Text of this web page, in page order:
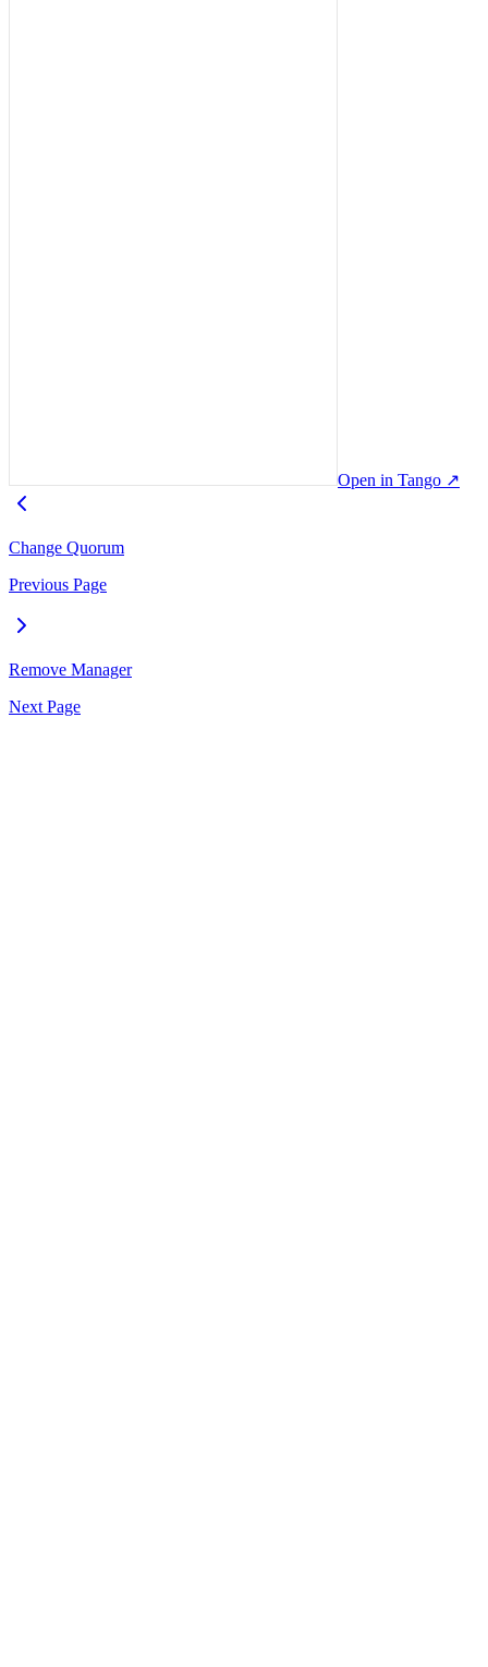
Open in Tango ↗
Change Quorum
Previous Page
Remove Manager
Next Page